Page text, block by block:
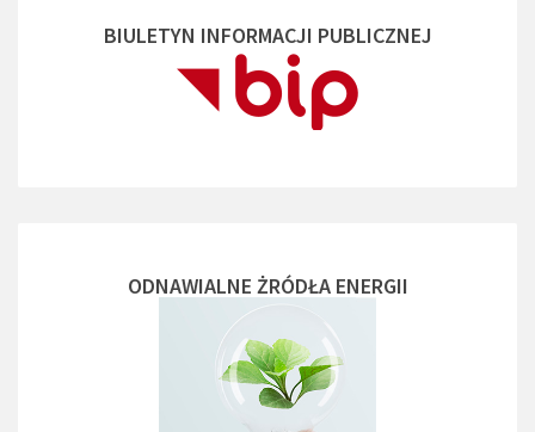
BIULETYN INFORMACJI PUBLICZNEJ
ODNAWIALNE ŻRÓDŁA ENERGII